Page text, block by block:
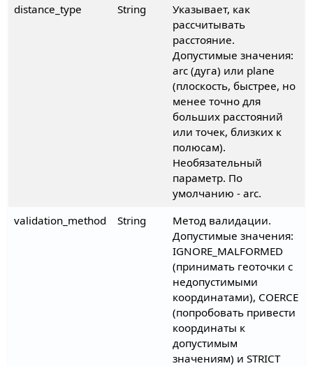
distance_type
String
Указывает, как
рассчитывать
расстояние.
Допустимые значения:
arc (дуга) или plane
(плоскость, быстрее, но
менее точно для
больших расстояний
или точек, близких к
полюсам).
Необязательный
параметр. По
умолчанию - arc.
validation_method
String
Метод валидации.
Допустимые значения:
IGNORE_MALFORMED
(принимать геоточки с
недопустимыми
координатами), COERCE
(попробовать привести
координаты к
допустимым
значениям) и STRICT